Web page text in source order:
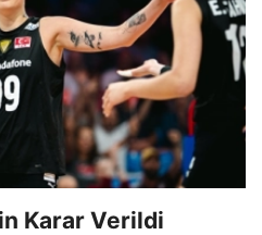
Karar Verildi